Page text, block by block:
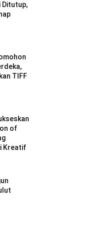
Ditutup,
TIFF
of
Kreatif